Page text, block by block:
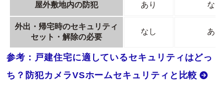
屋外敷地内の防犯 あり な
外出・帰宅時のセキュリティ
セット・解除の必要
なし あ
参考：戸建住宅に適しているセキュリティはどっ
ち？防犯カメラVSホームセキュリティと比較